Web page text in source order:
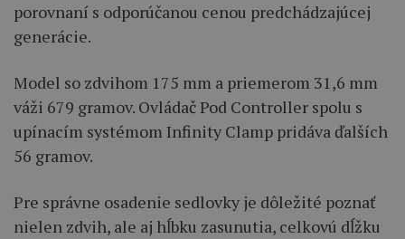
porovnaní s odporúčanou cenou predchádzajúcej
generácie.
Model so zdvihom 175 mm a priemerom 31,6 mm
váži 679 gramov. Ovládač Pod Controller spolu s
upínacím systémom Infinity Clamp pridáva ďalších
56 gramov.
Pre správne osadenie sedlovky je dôležité poznať
nielen zdvih, ale aj hĺbku zasunutia, celkovú dĺžku